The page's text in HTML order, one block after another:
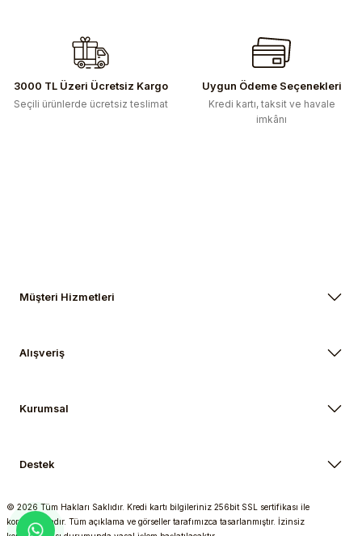
Ürün fiyatı diğer sitelerden daha pahalı.
Bu ürüne benzer farklı alternatifler olmalı.
3000 TL Üzeri Ücretsiz Kargo
Seçili ürünlerde ücretsiz teslimat
Uygun Ödeme Seçenekleri
Kredi kartı, taksit ve havale
imkânı
Müşteri Hizmetleri
Alışveriş
Kurumsal
Destek
© 2026 Tüm Hakları Saklıdır. Kredi kartı bilgileriniz 256bit SSL sertifikası ile
korunmaktadır. Tüm açıklama ve görseller tarafımızca tasarlanmıştır. İzinsiz